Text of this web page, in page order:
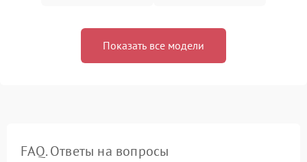
Показать все модели
FAQ. Ответы на вопросы